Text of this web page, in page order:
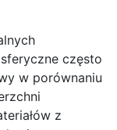
często
w porównaniu
z